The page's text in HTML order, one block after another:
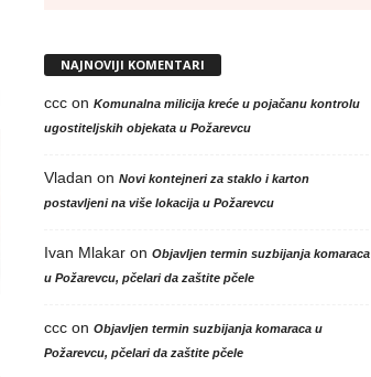
NAJNOVIJI KOMENTARI
cccon Komunalna milicija kreće u pojačanu kontrolu
ugostiteljskih objekata u Požarevcu
Vladan on Novi kontejneri za staklo i karton
postavljeni na više lokacija u Požarevcu
Ivan Mlakaron Objavljen termin suzbijanja komaraca
u Požarevcu, pčelari da zaštite pčele
cccon Objavljen termin suzbijanja komaraca u
Požarevcu, pčelari da zaštite pčele